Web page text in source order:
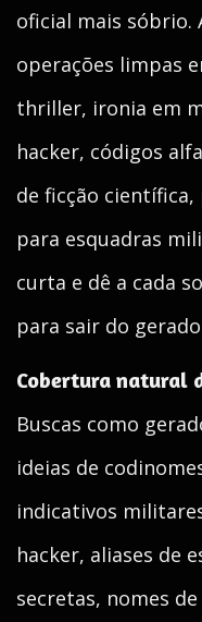
oficial mais sóbrio.
operações limpas
thriller, ironia em
hacker, códigos
de ficção
para esquadras
curta e dê a cada
para sair do
Cobertura natural
Buscas como
ideias de
indicativos
hacker, aliases de
secretas, nomes